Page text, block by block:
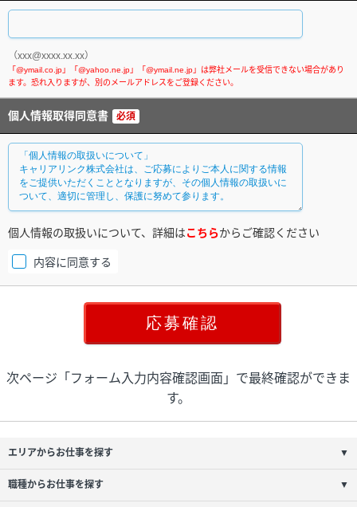
（xxx@xxxx.xx.xx）
個人情報取得同意書 必須
個人情報の取扱いについて、詳細はこちらからご確認ください
内容に同意する
次ページ「フォーム入力内容確認画面」で最終確認ができま
す。
エリアからお仕事を探す ▼
職種からお仕事を探す ▼